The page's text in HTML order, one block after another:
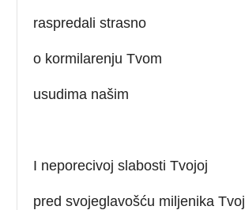
raspredali strasno
o kormilarenju Tvom
usudima našim
I neporecivoj slabosti Tvojoj
pred svojeglavošću miljenika